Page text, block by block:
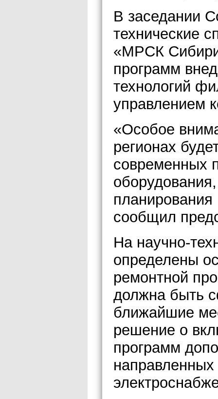
В заседании
технические
«МРСК
программ
технологий
управлением
«Особое
регионах
современных
сообщил
На научно-
определены
ремонтной
должна быть
ближайшие
решение о
программ